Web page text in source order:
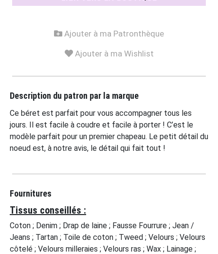
Ajouter à ma Patronthèque
Ajouter à ma Wishlist
Description du patron par la marque
Ce béret est parfait pour vous accompagner tous les
jours. Il est facile à coudre et facile à porter ! C’est le
modèle parfait pour un premier chapeau. Le petit détail du
noeud est, à notre avis, le détail qui fait tout !
Fournitures
Tissus conseillés :
Coton ; Denim ; Drap de laine ; Fausse Fourrure ; Jean /
Jeans ; Tartan ; Toile de coton ; Tweed ; Velours ; Velours
côtelé ; Velours milleraies ; Velours ras ; Wax ; Lainage ;